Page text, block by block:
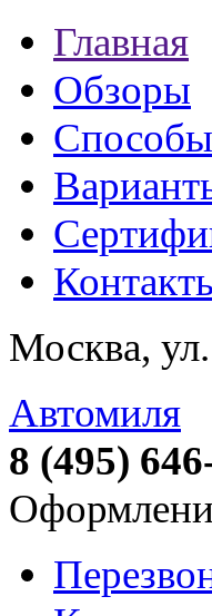
Главная
Обзоры
Москва,
Автомиля
8 (495)